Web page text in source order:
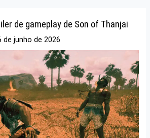
de gameplay de Son of Thanjai
de junho de 2026